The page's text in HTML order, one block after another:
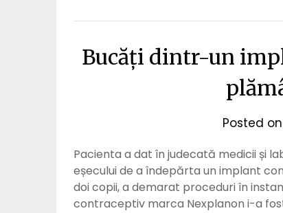
Bucăți dintr-un
Posted on
Pacienta a dat în judecată medicii și
eșecului de a îndepărta un implant
doi copii, a demarat proceduri în
contraceptiv marca Nexplanon i-a